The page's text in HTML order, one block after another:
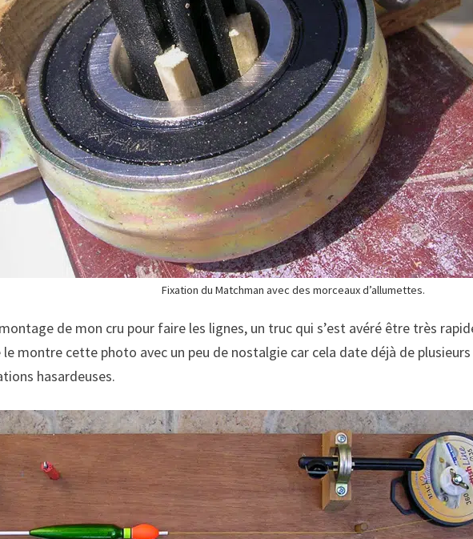
Fixation du Matchman avec des morceaux d’allumettes.
montage de mon cru pour faire les lignes, un truc qui s’est avéré être très
montre cette photo avec un peu de nostalgie car cela date déjà de plusieurs
hasardeuses.